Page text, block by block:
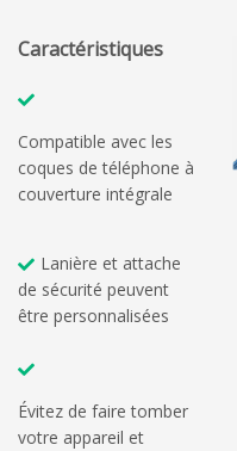
Caractéristiques
Compatible avec les
coques de téléphone à
couverture intégrale
Lanière et attache
de sécurité peuvent
être personnalisées
Évitez de faire tomber
votre appareil et